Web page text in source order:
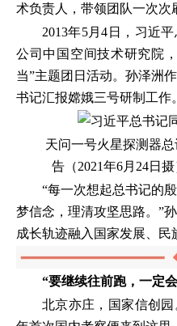
术负责人，带领团队一次次
2013年5月4日，习近
公司中国空间技术研究院
当”主题团日活动。孙泽洲
书记汇报嫦娥三号研制工作。
天问一号火星探测器
告（2021年6月24日
“每一次想起总书记的
梦信念，理清攻坚思路。”
成长轨迹融入国家发展、民
“要继续往前跑，一定
北京亦庄，国家信创